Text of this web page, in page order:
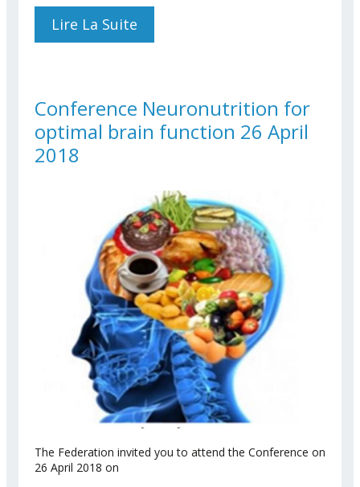
Lire La Suite
Une Maladie Avant Tout
Conference Neuronutrition for
optimal brain function 26 April
2018
The Federation invited you to attend the Conference on
26 April 2018 on